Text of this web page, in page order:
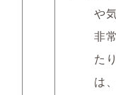
や
非
た
は